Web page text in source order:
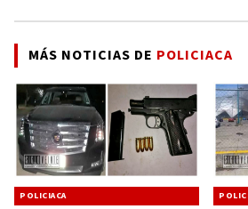
MÁS NOTICIAS DE POLICIACA
POLICIACA